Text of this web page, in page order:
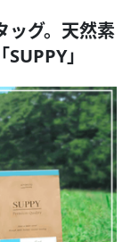
ッグ。天然素
」